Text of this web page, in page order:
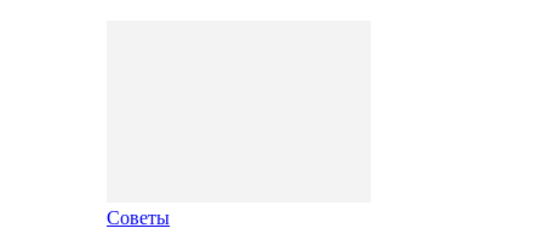
Советы